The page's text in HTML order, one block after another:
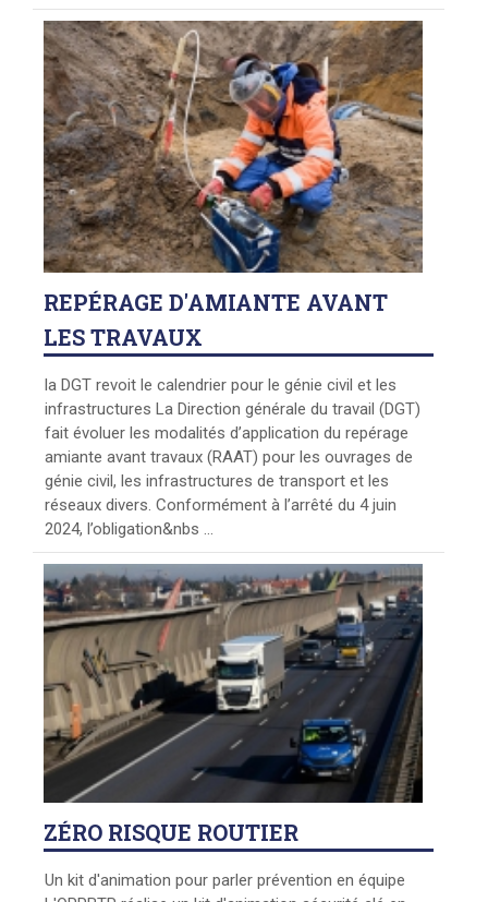
REPÉRAGE D'AMIANTE AVANT
LES TRAVAUX
la DGT revoit le calendrier pour le génie civil et les
infrastructures La Direction générale du travail (DGT)
fait évoluer les modalités d’application du repérage
amiante avant travaux (RAAT) pour les ouvrages de
génie civil, les infrastructures de transport et les
réseaux divers. Conformément à l’arrêté du 4 juin
2024, l’obligation&nbs ...
ZÉRO RISQUE ROUTIER
Un kit d'animation pour parler prévention en équipe